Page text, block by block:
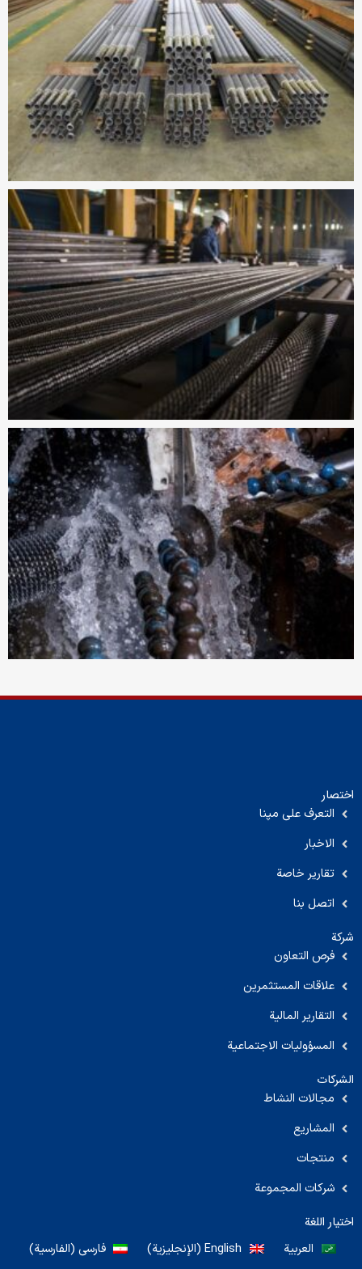
اختصار
التعرف على مپنا
الاخبار
تقارير خاصة
اتصل بنا
شركة
فرص التعاون
علاقات المستثمرين
التقارير المالية
المسؤوليات الاجتماعية
الشركات
مجالات النشاط
المشاريع
منتجات
شركات المجموعة
اختيار اللغة
العربية English
(الإنجليزية) فارسی (الفارسية)